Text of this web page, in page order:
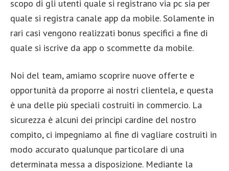
scopo di gli utenti quale si registrano via pc sia per
quale si registra canale app da mobile. Solamente in
rari casi vengono realizzati bonus specifici a fine di
quale si iscrive da app o scommette da mobile.
Noi del team, amiamo scoprire nuove offerte e
opportunità da proporre ai nostri clientela, e questa
è una delle più speciali costruiti in commercio. La
sicurezza è alcuni dei principi cardine del nostro
compito, ci impegniamo al fine di vagliare costruiti in
modo accurato qualunque particolare di una
determinata messa a disposizione. Mediante la